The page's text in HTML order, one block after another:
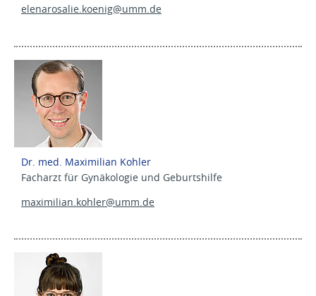
elenarosalie.koenig@umm.de
Dr. med. Maximilian Kohler
Facharzt für Gynäkologie und Geburtshilfe
maximilian.kohler@umm.de